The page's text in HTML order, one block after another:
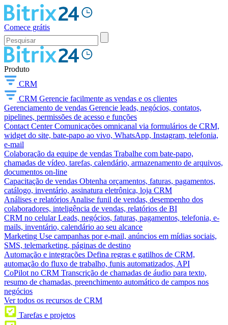
Comece grátis
Produto
CRM
CRM Gerencie facilmente as vendas e os clientes
Gerenciamento de vendas Gerencie leads, negócios, contatos,
pipelines, permissões de acesso e funções
Contact Center Comunicações omnicanal via formulários de CRM,
widget do site, bate-papo ao vivo, WhatsApp, Instagram, telefonia,
e-mail
Colaboração da equipe de vendas Trabalhe com bate-papo,
chamadas de vídeo, tarefas, calendário, armazenamento de arquivos,
documentos on-line
Capacitação de vendas Obtenha orçamentos, faturas, pagamentos,
catálogo, inventário, assinatura eletrônica, loja CRM
Análises e relatórios Analise funil de vendas, desempenho dos
colaboradores, inteligência de vendas, relatórios de BI
CRM no celular Leads, negócios, faturas, pagamentos, telefonia, e-
mails, inventário, calendário ao seu alcance
Marketing Use campanhas por e-mail, anúncios em mídias sociais,
SMS, telemarketing, páginas de destino
Automação e integrações Defina regras e gatilhos de CRM,
automação do fluxo de trabalho, funis automatizados, API
CoPilot no CRM Transcrição de chamadas de áudio para texto,
resumo de chamadas, preenchimento automático de campos nos
negócios
Ver todos os recursos de CRM
Tarefas e projetos